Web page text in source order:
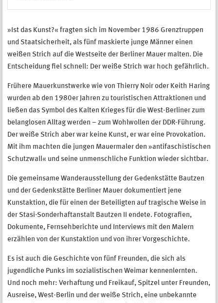
»Ist das Kunst?« fragten sich im November 1986 Grenztruppen
und Staatsicherheit, als fünf maskierte junge Männer einen
weißen Strich auf die Westseite der Berliner Mauer malten. Die
Entscheidung fiel schnell: Der weiße Strich war hoch gefährlich.
Frühere Mauerkunstwerke wie von Thierry Noir oder Keith Haring
wurden ab den 1980er Jahren zu touristischen Attraktionen und
ließen das Symbol des Kalten Krieges für die West-Berliner zum
belanglosen Alltag werden – zum Wohlwollen der DDR-Führung.
Der weiße Strich aber war keine Kunst, er war eine Provokation.
Mit ihm machten die jungen Mauermaler den »antifaschistischen
Schutzwall« und seine unmenschliche Funktion wieder sichtbar.
Die gemeinsame Wanderausstellung der Gedenkstätte Bautzen
und der Gedenkstätte Berliner Mauer dokumentiert jene
Kunstaktion, die für einen der Beteiligten auf tragische Weise in
der Stasi-Sonderhaftanstalt Bautzen II endete. Fotografien,
Dokumente, Fernsehberichte und Interviews mit den Malern
erzählen von der Kunstaktion und von ihrer Vorgeschichte.
Es ist auch die Geschichte von fünf Freunden, die sich als
jugendliche Punks im sozialistischen Weimar kennenlernten.
Und noch mehr: Verhaftung und Freikauf, Spitzel unter Freunden,
Ausreise, West-Berlin und der weiße Strich, eine unbekannte